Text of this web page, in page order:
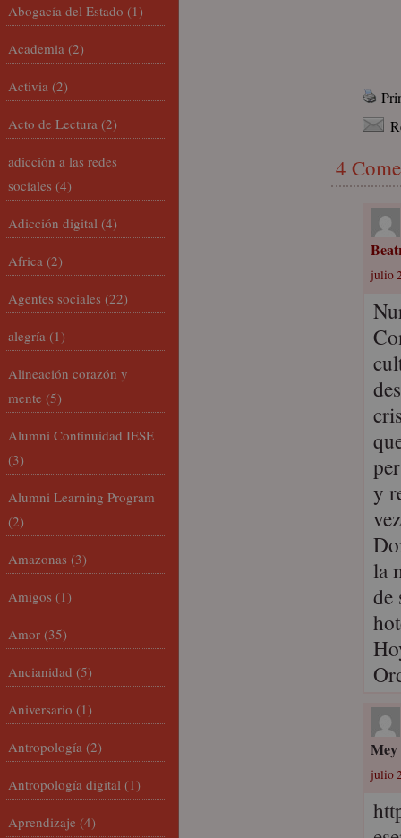
4
julio
y
la
de
Mey
julio
Abogacía del Estado (1)
Academia (2)
Activia (2)
Acto de Lectura (2)
adicción a las redes
sociales (4)
Adicción digital (4)
Africa (2)
Agentes sociales (22)
alegría (1)
Alineación corazón y
mente (5)
Alumni Continuidad IESE
(3)
Alumni Learning Program
(2)
Amazonas (3)
Amigos (1)
Amor (35)
Ancianidad (5)
Aniversario (1)
Antropología (2)
Antropología digital (1)
Aprendizaje (4)